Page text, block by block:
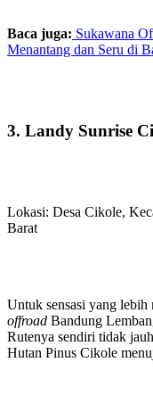
Baca juga: Sukawana
Menantang dan Seru di
3. Landy Sunrise
Lokasi: Desa Cikole,
Barat
Untuk sensasi yang lebih
offroad Bandung
Rutenya sendiri tidak
Hutan Pinus Cikole